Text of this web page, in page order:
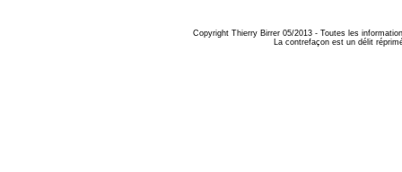
Copyright Thierry Birrer 05/2013 - Toutes les
La contrefaçon est un délit